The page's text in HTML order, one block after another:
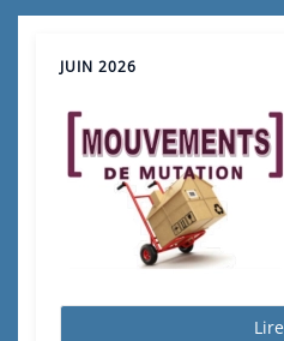
JUIN 2026
Lire